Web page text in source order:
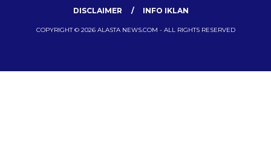
DISCLAIMER
INFO IKLAN
COPYRIGHT © 2026 ALASTA NEWS.COM - ALL RIGHTS RESERVED